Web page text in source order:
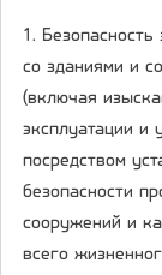
1.
со зданиями и
(включая
эксплуатации и
посредством
безопасности
сооружений и
всего